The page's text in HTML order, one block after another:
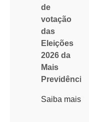
de
votação
das
Eleições
2026 da
Mais
Previdência
Saiba mais